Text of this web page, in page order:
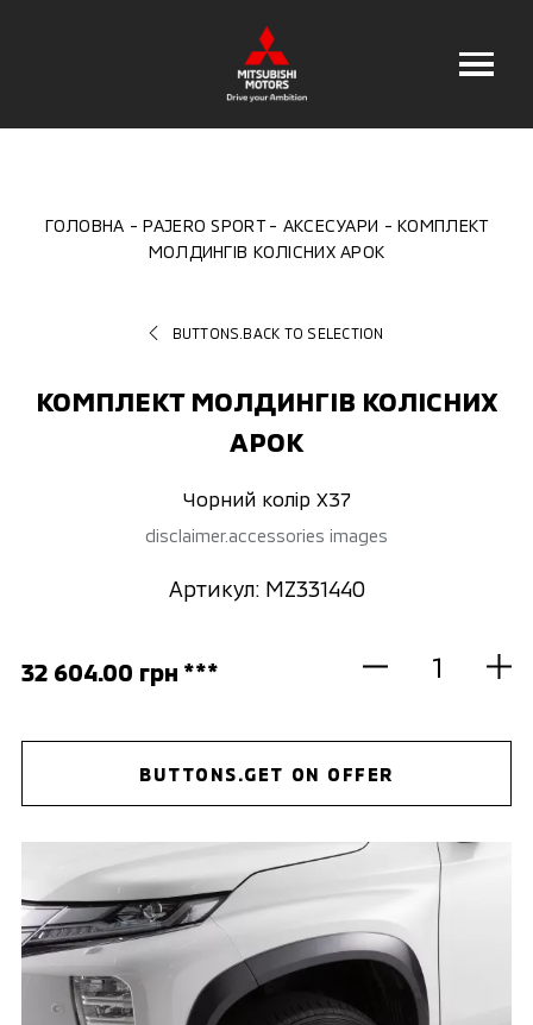
ГОЛОВНА PAJERO SPORT АКСЕСУАРИ
КОМПЛЕКТ
МОЛДИНГІВ КОЛІСНИХ АРОК
BUTTONS.BACK TO SELECTION
КОМПЛЕКТ МОЛДИНГІВ КОЛІСНИХ
АРОК
Чорний колір X37
disclaimer.accessories images
Артикул: MZ331440
32 604.00 грн ***
BUTTONS.GET ON OFFER